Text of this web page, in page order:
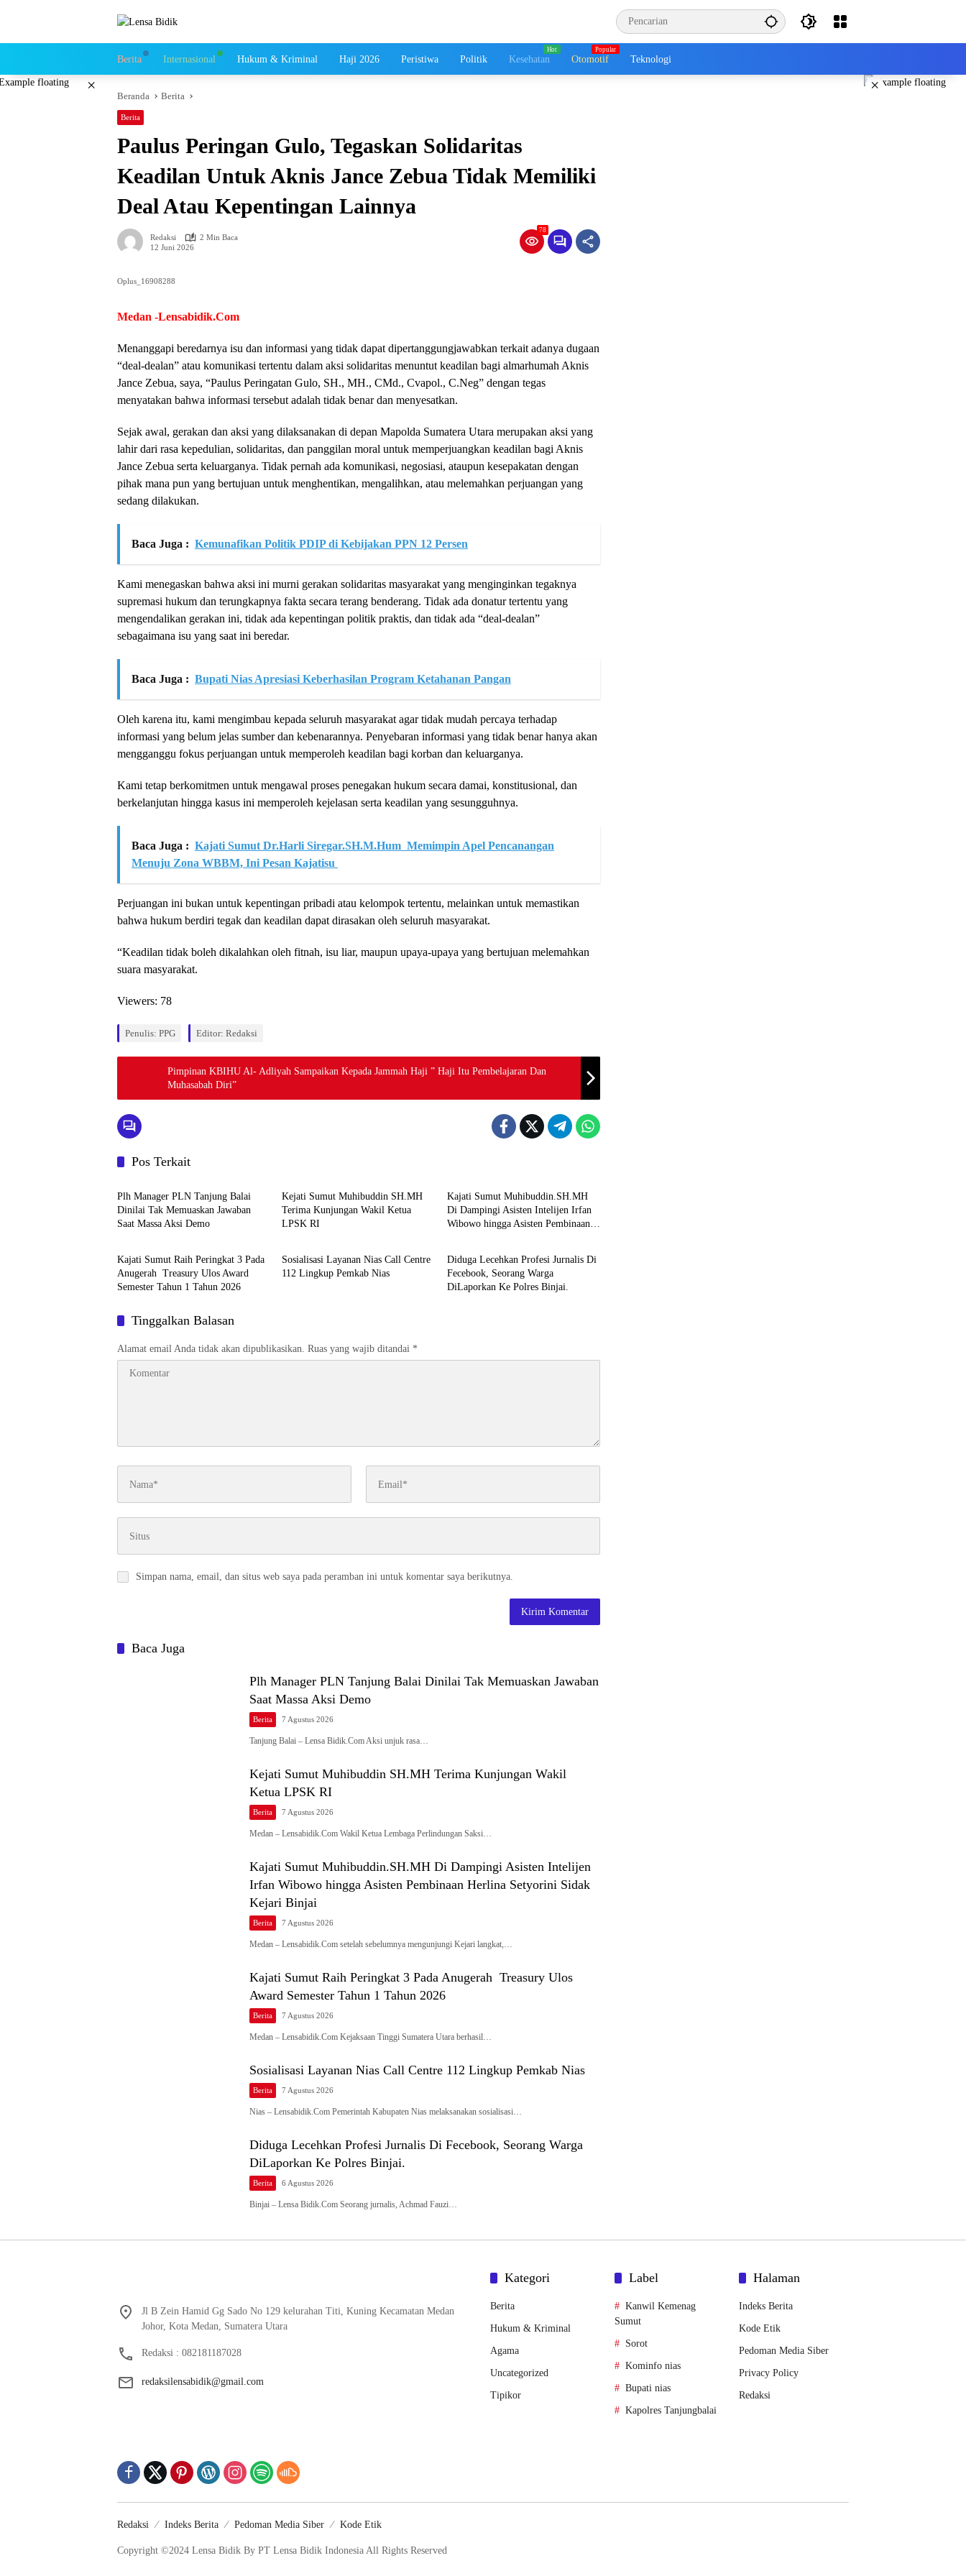
Berita Internasional Hukum & Kriminal Haji 2026 Peristiwa Politik Kesehatan Otomotif Teknologi
× ×
Beranda Berita
Berita
Paulus Peringan Gulo, Tegaskan Solidaritas
Keadilan Untuk Aknis Jance Zebua Tidak Memiliki
Deal Atau Kepentingan Lainnya
Redaksi
2 Min Baca
12 Juni 2026
78
Oplus_16908288
Medan -Lensabidik.Com
Menanggapi beredarnya isu dan informasi yang tidak dapat dipertanggungjawabkan terkait adanya dugaan
“deal-dealan” atau komunikasi tertentu dalam aksi solidaritas menuntut keadilan bagi almarhumah Aknis
Jance Zebua, saya, “Paulus Peringatan Gulo, SH., MH., CMd., Cvapol., C.Neg” dengan tegas
menyatakan bahwa informasi tersebut adalah tidak benar dan menyesatkan.
Sejak awal, gerakan dan aksi yang dilaksanakan di depan Mapolda Sumatera Utara merupakan aksi yang
lahir dari rasa kepedulian, solidaritas, dan panggilan moral untuk memperjuangkan keadilan bagi Aknis
Jance Zebua serta keluarganya. Tidak pernah ada komunikasi, negosiasi, ataupun kesepakatan dengan
pihak mana pun yang bertujuan untuk menghentikan, mengalihkan, atau melemahkan perjuangan yang
sedang dilakukan.
Baca Juga : Kemunafikan Politik PDIP di Kebijakan PPN 12 Persen
Kami menegaskan bahwa aksi ini murni gerakan solidaritas masyarakat yang menginginkan tegaknya
supremasi hukum dan terungkapnya fakta secara terang benderang. Tidak ada donatur tertentu yang
mengendalikan gerakan ini, tidak ada kepentingan politik praktis, dan tidak ada “deal-dealan”
sebagaimana isu yang saat ini beredar.
Baca Juga : Bupati Nias Apresiasi Keberhasilan Program Ketahanan Pangan
Oleh karena itu, kami mengimbau kepada seluruh masyarakat agar tidak mudah percaya terhadap
informasi yang belum jelas sumber dan kebenarannya. Penyebaran informasi yang tidak benar hanya akan
mengganggu fokus perjuangan untuk memperoleh keadilan bagi korban dan keluarganya.
Kami tetap berkomitmen untuk mengawal proses penegakan hukum secara damai, konstitusional, dan
berkelanjutan hingga kasus ini memperoleh kejelasan serta keadilan yang sesungguhnya.
Baca Juga : Kajati Sumut Dr.Harli Siregar.SH.M.Hum Memimpin Apel Pencanangan
Menuju Zona WBBM, Ini Pesan Kajatisu
Perjuangan ini bukan untuk kepentingan pribadi atau kelompok tertentu, melainkan untuk memastikan
bahwa hukum berdiri tegak dan keadilan dapat dirasakan oleh seluruh masyarakat.
“Keadilan tidak boleh dikalahkan oleh fitnah, isu liar, maupun upaya-upaya yang bertujuan melemahkan
suara masyarakat.
Viewers: 78
Penulis: PPG Editor: Redaksi
Pimpinan KBIHU Al- Adliyah Sampaikan Kepada Jammah Haji ” Haji Itu Pembelajaran Dan
Muhasabah Diri”
Pos Terkait
Berita
Plh Manager PLN Tanjung Balai
Dinilai Tak Memuaskan Jawaban
Saat Massa Aksi Demo
Kejati Sumut Muhibuddin SH.MH
Terima Kunjungan Wakil Ketua
LPSK RI
Kajati Sumut Muhibuddin.SH.MH
Di Dampingi Asisten Intelijen Irfan
Wibowo hingga Asisten Pembinaan
Kajati Sumut Raih Peringkat 3 Pada
Anugerah Treasury Ulos Award
Semester Tahun 1 Tahun 2026
Sosialisasi Layanan Nias Call Centre
112 Lingkup Pemkab Nias
Diduga Lecehkan Profesi Jurnalis Di
Fecebook, Seorang Warga
DiLaporkan Ke Polres Binjai.
Tinggalkan Balasan
Alamat email Anda tidak akan dipublikasikan. Ruas yang wajib ditandai *
Simpan nama, email, dan situs web saya pada peramban ini untuk komentar saya berikutnya.
Baca Juga
Plh Manager PLN Tanjung Balai Dinilai Tak Memuaskan Jawaban
Saat Massa Aksi Demo
Berita 7 Agustus 2026
Tanjung Balai – Lensa Bidik.Com Aksi unjuk rasa…
Kejati Sumut Muhibuddin SH.MH Terima Kunjungan Wakil
Ketua LPSK RI
Berita 7 Agustus 2026
Medan – Lensabidik.Com Wakil Ketua Lembaga Perlindungan Saksi…
Kajati Sumut Muhibuddin.SH.MH Di Dampingi Asisten Intelijen
Irfan Wibowo hingga Asisten Pembinaan Herlina Setyorini Sidak
Kejari Binjai
Berita 7 Agustus 2026
Medan – Lensabidik.Com setelah sebelumnya mengunjungi Kejari langkat,…
Kajati Sumut Raih Peringkat 3 Pada Anugerah Treasury Ulos
Award Semester Tahun 1 Tahun 2026
Berita 7 Agustus 2026
Medan – Lensabidik.Com Kejaksaan Tinggi Sumatera Utara berhasil…
Sosialisasi Layanan Nias Call Centre 112 Lingkup Pemkab Nias
Berita 7 Agustus 2026
Nias – Lensabidik.Com Pemerintah Kabupaten Nias melaksanakan sosialisasi…
Diduga Lecehkan Profesi Jurnalis Di Fecebook, Seorang Warga
DiLaporkan Ke Polres Binjai.
Berita 6 Agustus 2026
Binjai – Lensa Bidik.Com Seorang jurnalis, Achmad Fauzi…
Jl B Zein Hamid Gg Sado No 129 kelurahan Titi, Kuning Kecamatan Medan
Johor, Kota Medan, Sumatera Utara
Redaksi : 082181187028
redaksilensabidik@gmail.com
Kategori
Berita
Hukum & Kriminal
Agama
Uncategorized
Tipikor
Label
Kanwil Kemenag
Sumut
Sorot
Kominfo nias
Bupati nias
Kapolres Tanjungbalai
Halaman
Indeks Berita
Kode Etik
Pedoman Media Siber
Privacy Policy
Redaksi
Redaksi Indeks Berita Pedoman Media Siber Kode Etik
Copyright ©2024 Lensa Bidik By PT Lensa Bidik Indonesia All Rights Reserved